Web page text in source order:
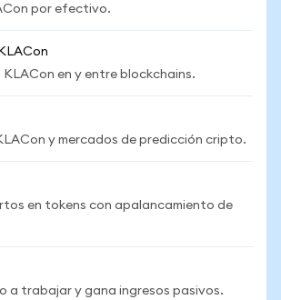
por efectivo.
KLACon en y entre blockchains.
y mercados de predicción cripto.
en tokens con apalancamiento de
a trabajar y gana ingresos pasivos.